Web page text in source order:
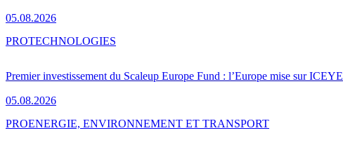
05.08.2026
Premier investissement du Scaleup Europe Fund : l’Europe mise sur ICEYE
05.08.2026
PROTECHNOLOGIES
PROENERGIE, ENVIRONNEMENT ET TRANSPORT